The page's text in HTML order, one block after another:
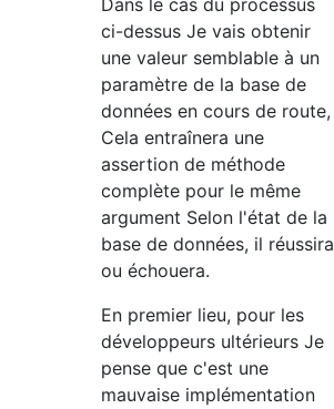
Dans le cas du processus
ci-dessus Je vais obtenir
une valeur semblable à un
paramètre de la base de
données en cours de route,
Cela entraînera une
assertion de méthode
complète pour le même
argument Selon l'état de la
base de données, il réussira
ou échouera.
En premier lieu, pour les
développeurs ultérieurs Je
pense que c'est une
mauvaise implémentation